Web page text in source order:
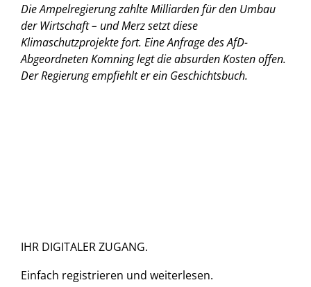
Die Ampelregierung zahlte Milliarden für den Umbau
der Wirtschaft – und Merz setzt diese
Klimaschutzprojekte fort. Eine Anfrage des AfD-
Abgeordneten Komning legt die absurden Kosten offen.
Der Regierung empfiehlt er ein Geschichtsbuch.
IHR DIGITALER ZUGANG.
Einfach registrieren und weiterlesen.